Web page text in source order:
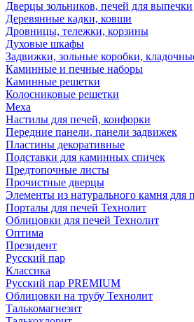
Дверцы зольников, печей для выпечки
Деревянные кадки, ковши
Дровницы, тележки, корзины
Духовые шкафы
Задвижки, зольные коробки,
Каминные и печные наборы
Каминные решетки
Колосниковые решетки
Меха
Настилы для печей, конфорки
Передние панели, панели задвижек
Пластины декоративные
Подставки для каминных спичек
Предтопочные листы
Прочистные дверцы
Элементы из натурального камня для
Порталы для печей Технолит
Облицовки для печей Технолит
Оптима
Президент
Русский пар
Классика
Русский пар PREMIUM
Облицовки на трубу Технолит
Талькомагнезит